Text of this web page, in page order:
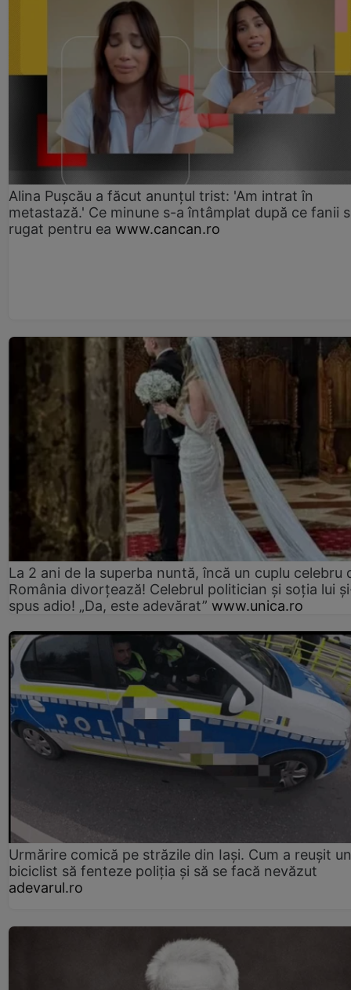
Alina Pușcău a făcut anunțul trist: 'Am intrat în
metastază.' Ce minune s-a întâmplat după ce fanii
rugat pentru ea www.cancan.ro
La 2 ani de la superba nuntă, încă un cuplu celebru
România divorțează! Celebrul politician și soția lui
spus adio! „Da, este adevărat” www.unica.ro
Urmărire comică pe străzile din Iași. Cum a reușit un
biciclist să fenteze poliția și să se facă nevăzut
adevarul.ro